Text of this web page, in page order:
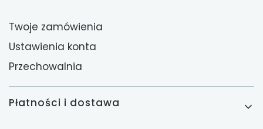
Twoje zamówienia
Ustawienia konta
Przechowalnia
Płatności i dostawa